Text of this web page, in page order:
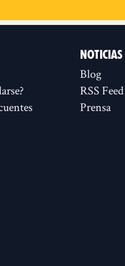
NOTICIAS
Blog
RSS Feed
Prensa